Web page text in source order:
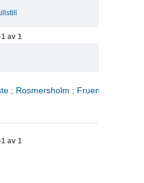
av 1
; Rosmersholm ; Fruen fra havet
av 1